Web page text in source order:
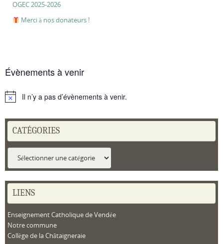
OGEC 2025-2026
Merci à nos donateurs !
Évènements à venir
NoticeIl n’y a pas d’évènements à venir.
CATÉGORIES
LIENS
Enseignement Catholique de Vendée
Notre commune
Collège de la Châtaigneraie